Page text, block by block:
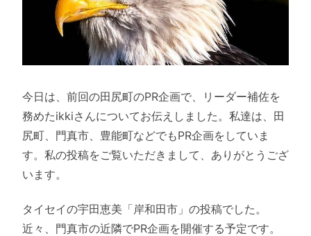
今日は、前回の田尻町のPR企画で、リーダー補佐を
務めたikkiさんについてお伝えしました。私達は、田
尻町、門真市、豊能町などでもPR企画をしていま
す。私の投稿をご覧いただきまして、ありがとうござ
います。
タイセイの宇田恵美「岸和田市」の投稿でした。
近々、門真市の近隣でPR企画を開催する予定です。